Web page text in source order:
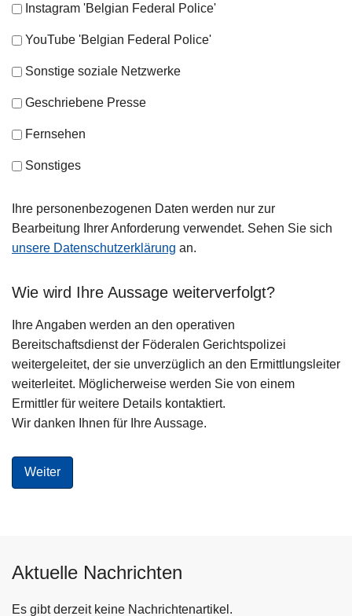
Instagram 'Belgian Federal Police'
YouTube 'Belgian Federal Police'
Sonstige soziale Netzwerke
Geschriebene Presse
Fernsehen
Sonstiges
Ihre personenbezogenen Daten werden nur zur
Bearbeitung Ihrer Anforderung verwendet. Sehen Sie sich
unsere Datenschutzerklärung an.
Wie wird Ihre Aussage weiterverfolgt?
Ihre Angaben werden an den operativen
Bereitschaftsdienst der Föderalen Gerichtspolizei
weitergeleitet, der sie unverzüglich an den Ermittlungsleiter
weiterleitet. Möglicherweise werden Sie von einem
Ermittler für weitere Details kontaktiert.
Wir danken Ihnen für Ihre Aussage.
Aktuelle Nachrichten
Es gibt derzeit keine Nachrichtenartikel.